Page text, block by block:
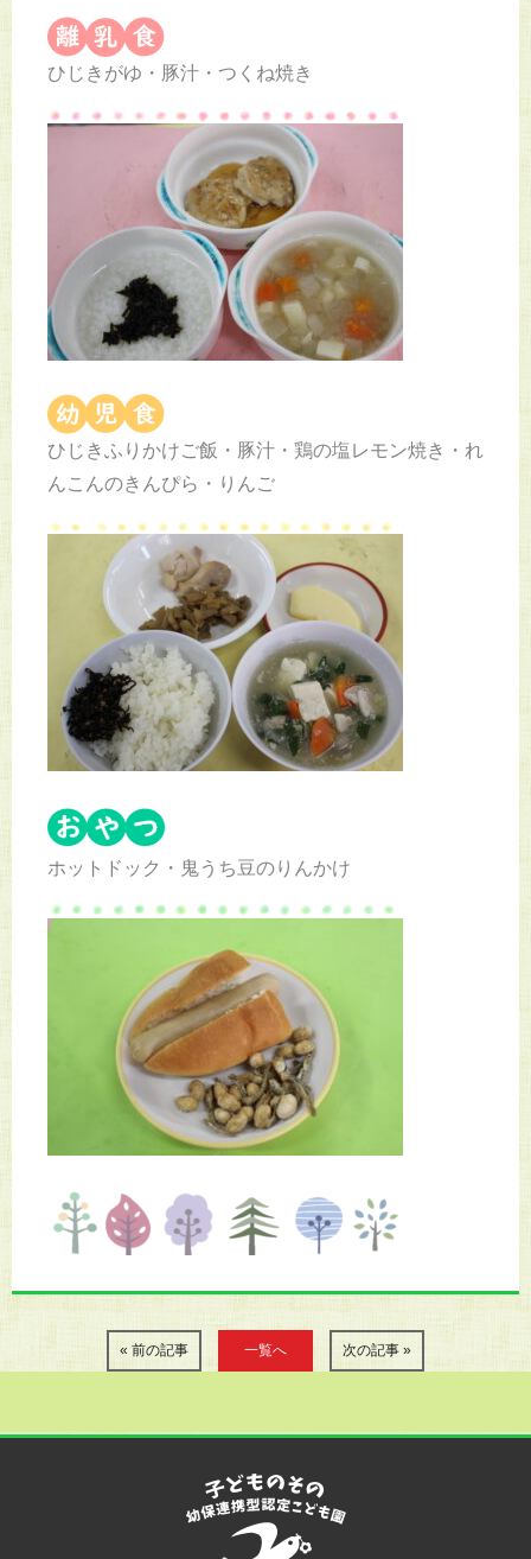
ひじきがゆ・豚汁・つくね焼き
ひじきふりかけご飯・豚汁・鶏の塩レモン焼き・れ
んこんのきんぴら・りんご
ホットドック・鬼うち豆のりんかけ
« 前の記事 一覧へ 次の記事 »